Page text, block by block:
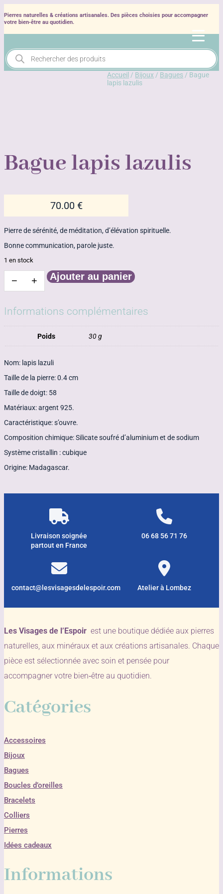
Pierres naturelles & créations artisanales. Des pièces choisies pour accompagner
votre bien‑être au quotidien.
Recherche
de
produits
Accueil / Bijoux / Bagues / Bague
lapis lazulis
Bague lapis lazulis
70.00 €
Pierre de sérénité, de méditation, d’élévation spirituelle.
Bonne communication, parole juste.
1 en stock
−
quantité
de
lapis
lazulis
+ Ajouter au panier
Informations complémentaires
Poids 30 g
Nom: lapis lazuli
Taille de la pierre: 0.4 cm
Taille de doigt: 58
Matériaux: argent 925.
Caractéristique: s’ouvre.
Composition chimique: Silicate soufré d’aluminium et de sodium
Système cristallin : cubique
Origine: Madagascar.
Livraison soignée
partout en France
06 68 56 71 76
contact@lesvisagesdelespoir.com Atelier à Lombez
Les Visages de l’Espoir est une boutique dédiée aux pierres
naturelles, aux minéraux et aux créations artisanales. Chaque
pièce est sélectionnée avec soin et pensée pour
accompagner votre bien‑être au quotidien.
Catégories
Accessoires
Bijoux
Bagues
Boucles d’oreilles
Bracelets
Colliers
Pierres
Idées cadeaux
Informations